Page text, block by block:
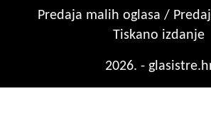
Predaja malih oglasa /
Tiskano izdanje
2026. -